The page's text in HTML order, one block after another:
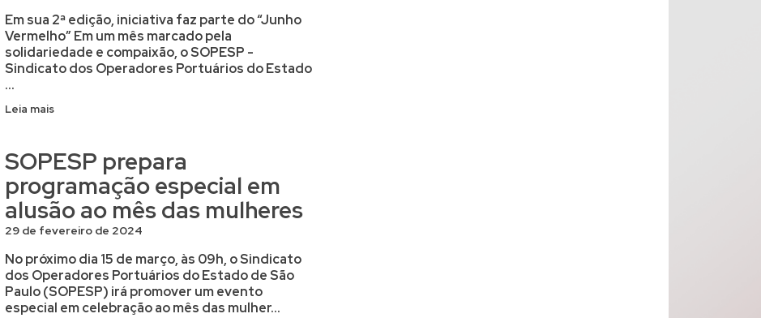
Em sua 2ª edição, iniciativa faz parte do “Junho
Vermelho” Em um mês marcado pela
solidariedade e compaixão, o SOPESP -
Sindicato dos Operadores Portuários do Estado
...
Leia mais
SOPESP prepara
programação especial em
alusão ao mês das mulheres
29 de fevereiro de 2024
No próximo dia 15 de março, às 09h, o Sindicato
dos Operadores Portuários do Estado de São
Paulo (SOPESP) irá promover um evento
especial em celebração ao mês das mulher...